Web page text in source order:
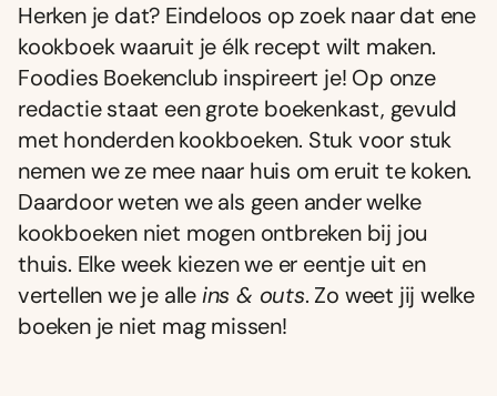
Herken je dat? Eindeloos op zoek naar dat ene
kookboek waaruit je élk recept wilt maken.
Foodies Boekenclub inspireert je! Op onze
redactie staat een grote boekenkast, gevuld
met honderden kookboeken. Stuk voor stuk
nemen we ze mee naar huis om eruit te koken.
Daardoor weten we als geen ander welke
kookboeken niet mogen ontbreken bij jou
thuis. Elke week kiezen we er eentje uit en
vertellen we je alleins & outs. Zo weet jij welke
boeken je niet mag missen!